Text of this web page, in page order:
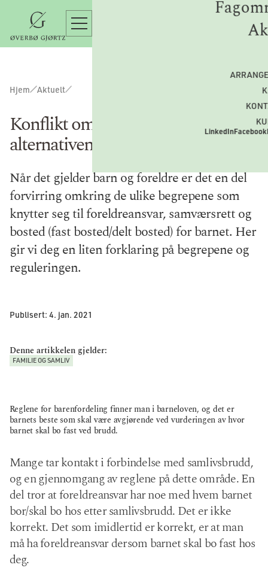
LinkedInFacebook
Hjem Aktuelt
Publisert: 4. jan. 2021
Denne artikkelen gjelder:
FAMILIE OG SAMLIV
Konflikt om barnefordeling. Hva er
alternativene?
Når det gjelder barn og foreldre er det en del
forvirring omkring de ulike begrepene som
knytter seg til foreldreansvar, samværsrett og
bosted (fast bosted/delt bosted) for barnet. Her
gir vi deg en liten forklaring på begrepene og
reguleringen.
Reglene for barenfordeling finner man i barneloven, og det er
barnets beste som skal være avgjørende ved vurderingen av hvor
barnet skal bo fast ved brudd.
Mange tar kontakt i forbindelse med samlivsbrudd,
og en gjennomgang av reglene på dette område. En
del tror at foreldreansvar har noe med hvem barnet
bor/skal bo hos etter samlivsbrudd. Det er ikke
korrekt. Det som imidlertid er korrekt, er at man
må ha foreldreansvar dersom barnet skal bo fast hos
deg.